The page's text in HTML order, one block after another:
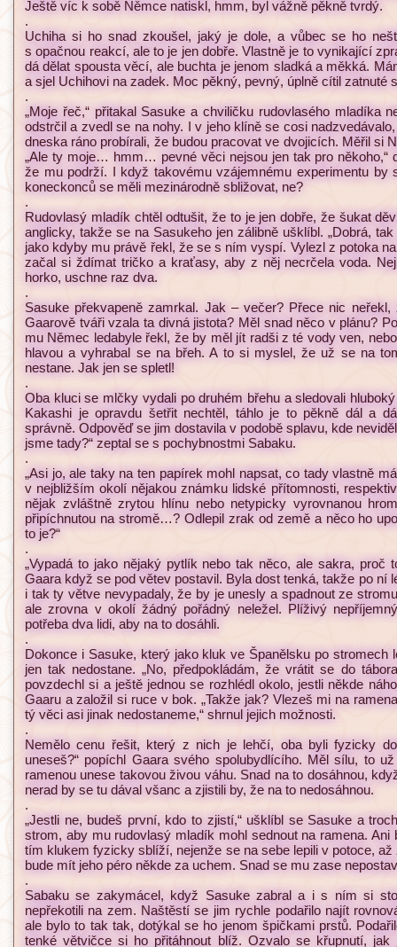
Ještě víc k sobě Němce natiskl, hmm, byl vážně pěkně tvrdý.
.
Uchiha si ho snad zkoušel, jaký je dole, a vůbec se ho
s opačnou reakcí, ale to je jen dobře. Vlastně je to vynikající
dá dělat spousta věcí, ale buchta je jenom sladká a měkká.
a sjel Uchihovi na zadek. Moc pěkný, pevný, úplně cítil zatnuté
.
„Moje řeč,“ přitakal Sasuke a chviličku rudovlasého mladíka
odstrčil a zvedl se na nohy. I v jeho klíně se cosi
dneska ráno probírali, že budou pracovat ve dvojicích. Měřil si
„Ale ty moje… hmm… pevné věci nejsou jen tak pro někoho,“
že mu podrží. I když takovému vzájemnému experimentu
koneckonců se měli mezinárodně sbližovat, ne?
.
Rudovlasý mladík chtěl odtušit, že to je jen dobře, že šukat
anglicky, takže se na Sasukeho jen zálibně ušklíbl. „Dobrá,
jako kdyby mu právě řekl, že se s ním vyspí. Vylezl z potoka
začal si ždímat tričko a kraťasy, aby z něj necrčela voda.
horko, uschne raz dva.
.
Sasuke překvapeně zamrkal. Jak – večer? Přece nic
Gaarově tváři vzala ta divná jistota? Měl snad něco v plánu?
mu Němec ledabyle řekl, že by měl jít radši z té vody ven,
hlavou a vyhrabal se na břeh. A to si myslel, že už se na
nestane. Jak jen se spletl!
.
Oba kluci se mlčky vydali po druhém břehu a sledovali
Kakashi je opravdu šetřit nechtěl, táhlo je to pěkně dál a
správně. Odpověď se jim dostavila v podobě splavu, kde
jsme tady?“ zeptal se s pochybnostmi Sabaku.
.
„Asi jo, ale taky na ten papírek mohl napsat, co tady vlastně
v nejbližším okolí nějakou známku lidské přítomnosti,
nějak zvláštně zrytou hlínu nebo netypicky vyrovnanou
připíchnutou na stromě…? Odlepil zrak od země a něco ho
to je?“
.
„Vypadá to jako nějaký pytlík nebo tak něco, ale sakra, proč
Gaara když se pod větev postavil. Byla dost tenká, takže po ní
i tak ty větve nevypadaly, že by je unesly a spadnout ze
ale zrovna v okolí žádný pořádný neležel. Plíživý
potřeba dva lidi, aby na to dosáhli.
.
Dokonce i Sasuke, který jako kluk ve Španělsku po
jen tak nedostane. „No, předpokládám, že vrátit se do
povzdechl si a ještě jednou se rozhlédl okolo, jestli někde
Gaaru a založil si ruce v bok. „Takže jak? Vlezeš mi na
tý věci asi jinak nedostaneme,“ shrnul jejich možnosti.
.
Nemělo cenu řešit, který z nich je lehčí, oba byli fyzicky
uneseš?“ popíchl Gaara svého spolubydlícího. Měl sílu, to
ramenou unese takovou živou váhu. Snad na to dosáhnou,
nerad by se tu dával všanc a zjistili by, že na to nedosáhnou.
.
„Jestli ne, budeš první, kdo to zjistí,“ ušklíbl se Sasuke a
strom, aby mu rudovlasý mladík mohl sednout na ramena.
tím klukem fyzicky sblíží, nejenže se na sebe lepili v potoce,
bude mít jeho péro někde za uchem. Snad se mu zase
.
Sabaku se zakymácel, když Sasuke zabral a i s ním si
nepřekotili na zem. Naštěstí se jim rychle podařilo najít
ale bylo to tak tak, dotýkal se ho jenom špičkami prstů.
tenké větvičce si ho přitáhnout blíž. Ozvalo se křupnutí,